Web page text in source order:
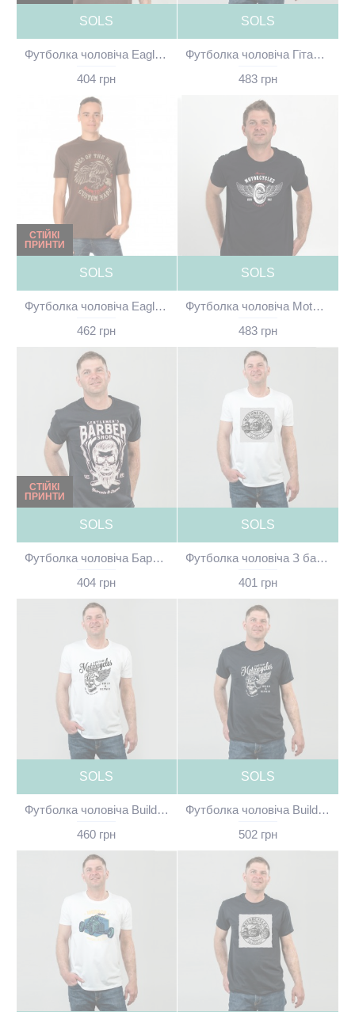
SOLS
Футболка чоловіча Eagle шоколадна - 11380
404 грн
SOLS
Футболка чоловіча Гітара чорна - 11500
483 грн
СТІЙКІ
ПРИНТИ
SOLS
Футболка чоловіча Eagle темно-коричнева - 11500
462 грн
SOLS
Футболка чоловіча Motorsycles California чорна - 11500
483 грн
СТІЙКІ
ПРИНТИ
SOLS
Футболка чоловіча Барбер Шоп чорна - 11500
404 грн
SOLS
Футболка чоловіча З байком біла - 11500
401 грн
SOLS
Футболка чоловіча Build and repair біла - 11500
460 грн
SOLS
Футболка чоловіча Build and repair чорна - 11500
502 грн